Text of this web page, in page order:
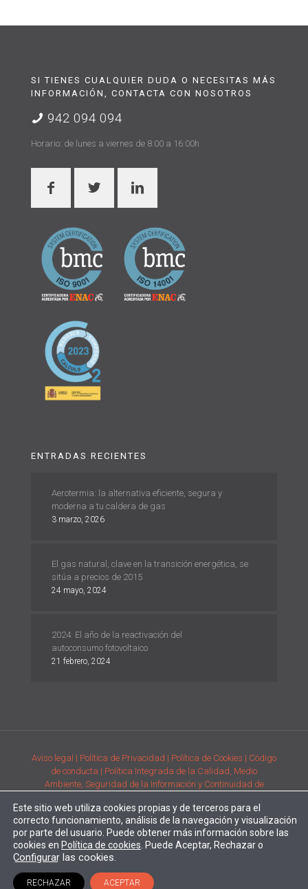
SI TIENES CUALQUIER DUDA O NECESITAS MÁS
INFORMACIÓN, CONTACTA CON NOSOTROS
942 094 094
Horario: de lunes a viernes de 8:00 a 16:00h
ENTRADAS RECIENTES
Aerotermia: la alternativa eficiente, segura y
moderna a tu caldera de gas
3 marzo, 2026
El gas natural, clave en la transición energética, se
sitúa a precios de 2015
24 mayo, 2024
2024: El año de la reactivación del
autoconsumo fotovoltaico
21 febrero, 2024
Aviso legal | Política de Privacidad | Política de Cookies | Código
de conducta | Política Integrada de la Calidad, Medio
Ambiente, Seguridad de la Información y Continuidad de
de productos| Comunicación de requisitos ambientales y de
prestación del servicio
Desarrollado porAlpe Creativa| Enertec forma parte delGrupo
Este sitio web utiliza cookies propias y de terceros para el
correcto funcionamiento, análisis de la navegación y visualización
por parte del usuario. Puede obtener más información sobre las
cookies en Política de cookies . Puede Aceptar, Rechazar o
Configurar las cookies.
ACEPTAR
RECHAZAR